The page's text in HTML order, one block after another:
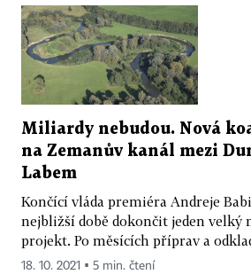
Miliardy nebudou. Nová
na Zemanův kanál mezi
Labem
Končící vláda premiéra Andreje
nejbližší době dokončit jeden velký
projekt. Po měsících příprav a
18. 10. 2021 ▪ 5 min. čtení